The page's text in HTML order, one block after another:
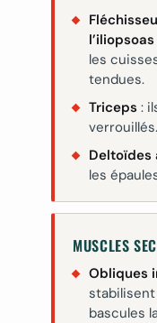
l’iliopsoas
les
tendues.
Triceps :
verrouillés.
Deltoïdes
les
MUSCLES
Obliques
bascules